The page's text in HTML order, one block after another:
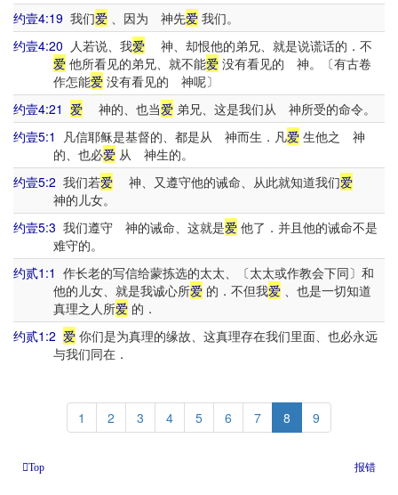
约壹4:19 我们爱 、因为 神先爱 我们。
约壹4:20 人若说、我爱 神、却恨他的弟兄、就是说谎话的．不
爱他所看见的弟兄、就不能爱没有看见的 神。〔有古卷
作怎能爱没有看见的 神呢〕
约壹4:21 爱 神的、也当爱 弟兄、这是我们从 神所受的命令。
约壹5:1
凡信耶稣是基督的、都是从 神而生．凡爱 生他之 神
的、也必爱从 神生的。
约壹5:2 我们若爱 神、又遵守他的诫命、从此就知道我们爱
神的儿女。
约壹5:3 我们遵守 神的诫命、这就是爱 他了．并且他的诫命不是
难守的。
约贰1:1 作长老的写信给蒙拣选的太太、〔太太或作教会下同〕和
他的儿女、就是我诚心所爱的．不但我爱、也是一切知道
真理之人所爱的．
约贰1:2 爱 你们是为真理的缘故、这真理存在我们里面、也必永远
与我们同在．
1 2 3 4 5 6 7 8 9
Top 报错